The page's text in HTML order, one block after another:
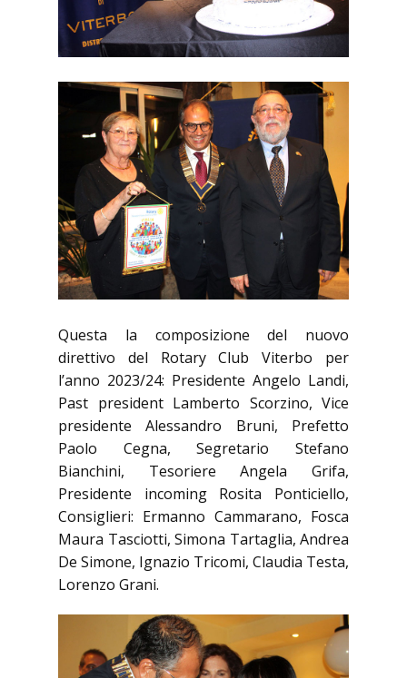
Questa la composizione del nuovo
direttivo del Rotary Club Viterbo per
l’anno 2023/24: Presidente Angelo Landi,
Past president Lamberto Scorzino, Vice
presidente Alessandro Bruni, Prefetto
Paolo Cegna, Segretario Stefano
Bianchini, Tesoriere Angela Grifa,
Presidente incoming Rosita Ponticiello,
Consiglieri: Ermanno Cammarano, Fosca
Maura Tasciotti, Simona Tartaglia, Andrea
De Simone, Ignazio Tricomi, Claudia Testa,
Lorenzo Grani.